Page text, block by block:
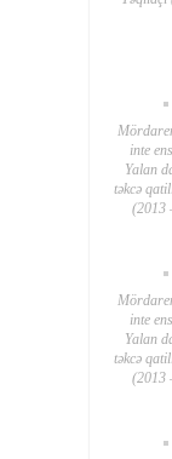
inte
Yalan
təkcə
inte
Yalan
təkcə